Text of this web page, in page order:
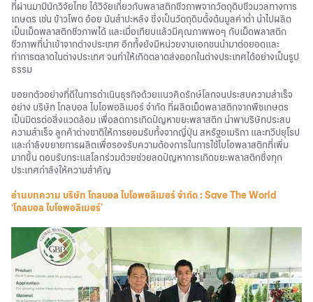
ที่ผ่านมามีนักวิจัยไทย ได้วิจัยเกี่ยวกับพลาสติกชีวภาพจากวัตถุดิบชีวมวลทางการ
เกษตร เช่น ข้าวโพด อ้อย มันสำปะหลัง ซึ่งเป็นวัตถุดิบตั้งต้นมูลค่าต่ำ นำไปผลิต
เป็นเม็ดพลาสติกชีวภาพได้ และเมื่อเทียบแล้วมีคุณภาพพอๆ กับเม็ดพลาสติก
ชีวภาพที่นำเข้าจากต่างประเทศ อีกทั้งยังมีหน่วยงานเอกชนนำมาต่อยอดและ
ทำการตลาดในต่างประเทศ จนทำให้เกิดตลาดส่งออกในต่างประเทศได้อย่างเป็นรูป
ธรรม
ขอยกตัวอย่างที่ดีในการดำเนินธุรกิจด้วยแนวคิดรักษ์โลกจนประสบความสำเร็จ
อย่าง บริษัท โกลบอล ไบโอพอลิเมอร์ จำกัด ที่ผลิตเม็ดพลาสติกจากพืชเกษตร
เป็นมิตรต่อสิ่งแวดล้อม เพื่อลดการเกิดปัญหาขยะพลาสติก นำพาบริษัทประสบ
ความสำเร็จลูกค้าต่างชาติให้การยอมรับทั้งจากญี่ปุ่น สหรัฐอเมริกา และทวีปยุโรป
และกำลังขยายการผลิตเพื่อรองรับความต้องการในการใช้ไบโอพลาสติกที่เพิ่ม
มากขึ้น ตอบรับกระแสโลกร่วมด้วยช่วยลดปัญหาการเกิดขยะพลาสติกซึ่งทุก
ประเทศกำลังให้ความสำคัญ
อ่านบทความ บริษัท โกลบอล ไบโอพอลิเมอร์ จำกัด : Save The World
‘โกลบอล ไบโอพอลิเมอร์’